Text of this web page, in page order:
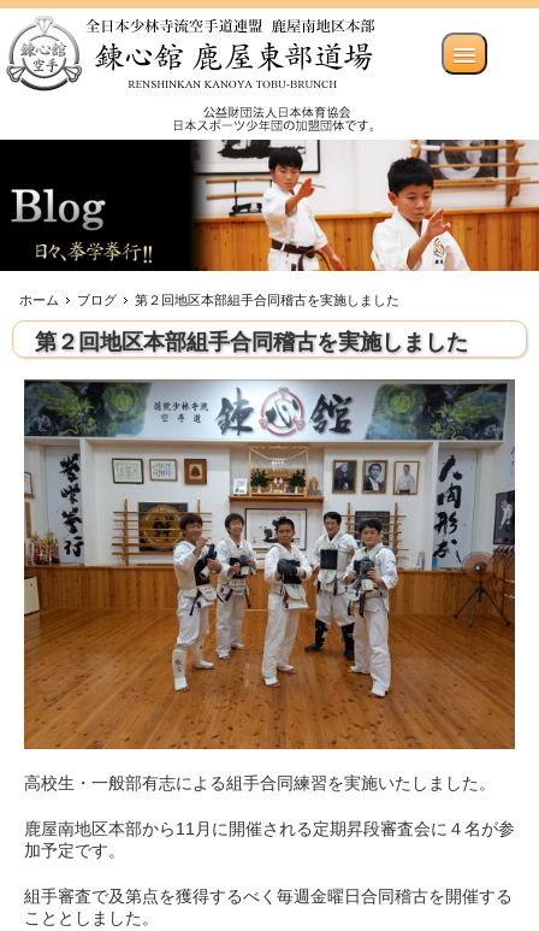
ホーム ブログ 第２回地区本部組手合同稽古を実施しました
第２回地区本部組手合同稽古を実施しました
高校生・一般部有志による組手合同練習を実施いたしました。
鹿屋南地区本部から11月に開催される定期昇段審査会に４名が参
加予定です。
組手審査で及第点を獲得するべく毎週金曜日合同稽古を開催する
こととしました。